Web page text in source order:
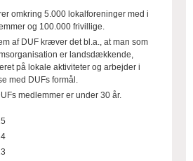
og netværk bidrager DUF
bliver stærkere og har
sparring, så de bedst muligt kan
idé- og værdigrundlag, udvikle deres
skabe gode og trygge rammer for
omkring 5.000 lokalforeninger med i
og 100.000 frivillige.
af DUF kræver det bl.a., at man som
er landsdækkende,
på lokale aktiviteter og arbejder i
med DUFs formål.
medlemmer er under 30 år.